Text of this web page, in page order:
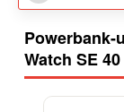
Powerbank-
Watch SE